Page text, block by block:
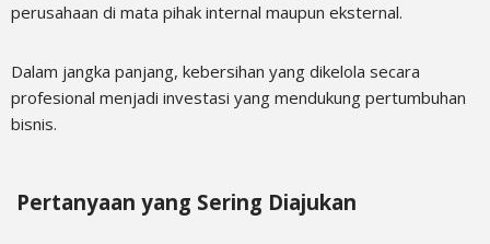
perusahaan di mata pihak internal maupun eksternal.
Dalam jangka panjang, kebersihan yang dikelola secara
profesional menjadi investasi yang mendukung pertumbuhan
bisnis.
Pertanyaan yang Sering Diajukan